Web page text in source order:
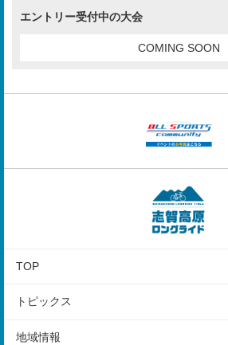
エントリー受付中の大会
COMING SOON
TOP
トピックス
地域情報
地域情報